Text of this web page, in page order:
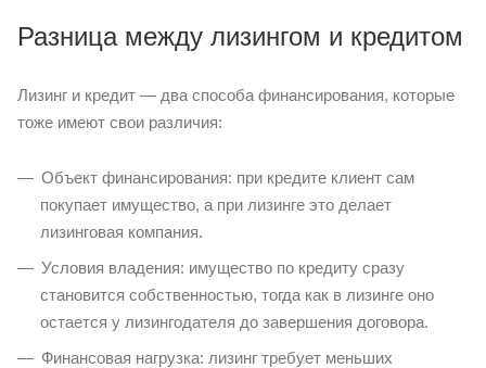
Разница между лизингом и кредитом
Лизинг и кредит — два способа финансирования, которые
тоже имеют свои различия:
Объект финансирования: при кредите клиент сам
покупает имущество, а при лизинге это делает
лизинговая компания.
Условия владения: имущество по кредиту сразу
становится собственностью, тогда как в лизинге оно
остается у лизингодателя до завершения договора.
Финансовая нагрузка: лизинг требует меньших